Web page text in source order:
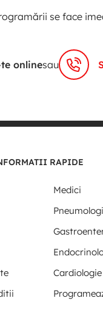
se face
onlinesau
RAPIDE
Medici
Cardiologie